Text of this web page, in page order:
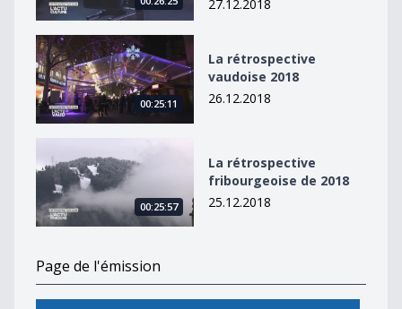
27.12.2018
La rétrospective vaudoise 2018
00:25:11
La rétrospective
vaudoise 2018
26.12.2018
00:25:57
La rétrospective
fribourgeoise de 2018
25.12.2018
Page de l'émission